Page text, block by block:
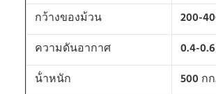
กว้างของม้วน
200-
ความดันอากาศ
0.4-
น้ําหนัก
500 ก